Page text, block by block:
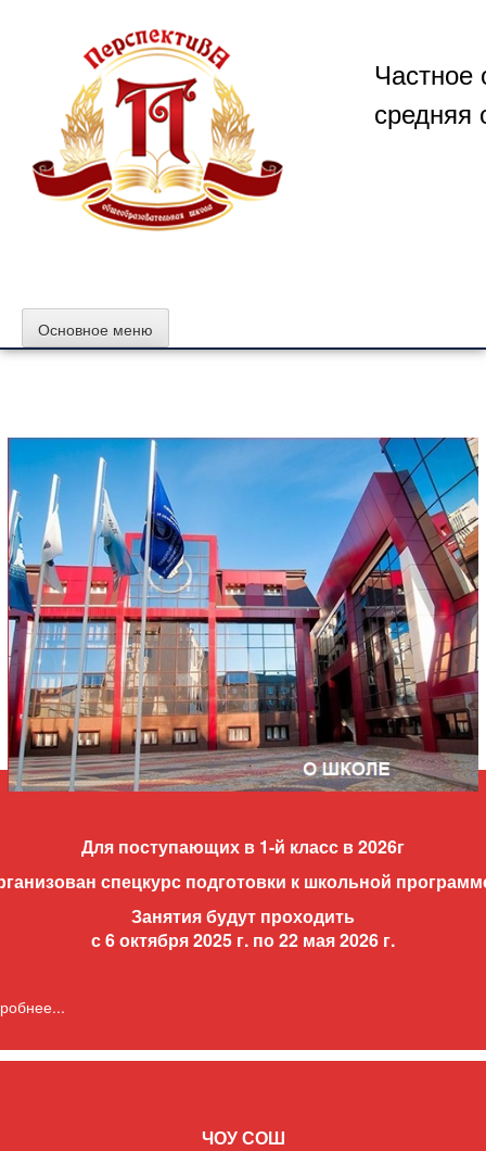
содержимому
Частное
средняя
Основное меню
Для поступающих в 1-й класс в 2026г
спецкурс подготовки к школьной
Занятия будут проходить
с 6 октября 2025 г. по 22 мая 2026 г.
ЧОУ СОШ